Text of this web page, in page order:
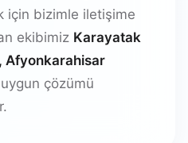
için bizimle iletişime
ekibimiz Karayatak
Afyonkarahisar
çözümü